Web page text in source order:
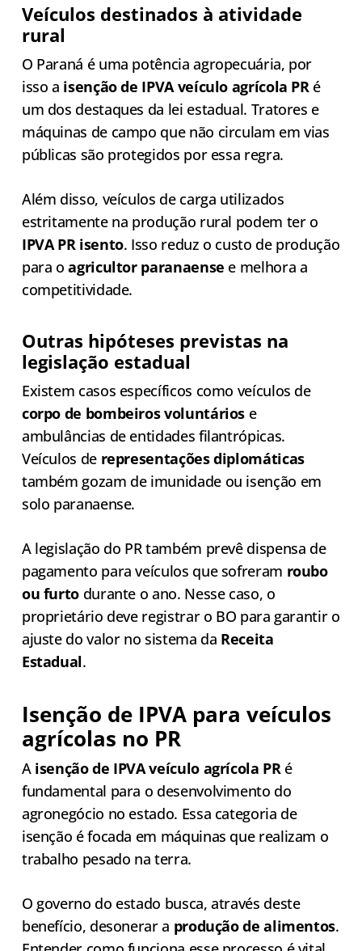
Veículos destinados à atividade
rural
O Paraná é uma potência agropecuária, por
isso a isenção de IPVA veículo agrícola PR é
um dos destaques da lei estadual. Tratores e
máquinas de campo que não circulam em vias
públicas são protegidos por essa regra.
Além disso, veículos de carga utilizados
estritamente na produção rural podem ter o
IPVA PR isento. Isso reduz o custo de produção
para oagricultor paranaense e melhora a
competitividade.
Outras hipóteses previstas na
legislação estadual
Existem casos específicos como veículos de
corpo de bombeiros voluntários e
ambulâncias de entidades filantrópicas.
Veículos de representações diplomáticas
também gozam de imunidade ou isenção em
solo paranaense.
A legislação do PR também prevê dispensa de
pagamento para veículos que sofreram roubo
ou furto durante o ano. Nesse caso, o
proprietário deve registrar o BO para garantir o
ajuste do valor no sistema da Receita
Estadual.
Isenção de IPVA para veículos
agrícolas no PR
A isenção de IPVA veículo agrícola PR é
fundamental para o desenvolvimento do
agronegócio no estado. Essa categoria de
isenção é focada em máquinas que realizam o
trabalho pesado na terra.
O governo do estado busca, através deste
benefício, desonerar a produção de alimentos.